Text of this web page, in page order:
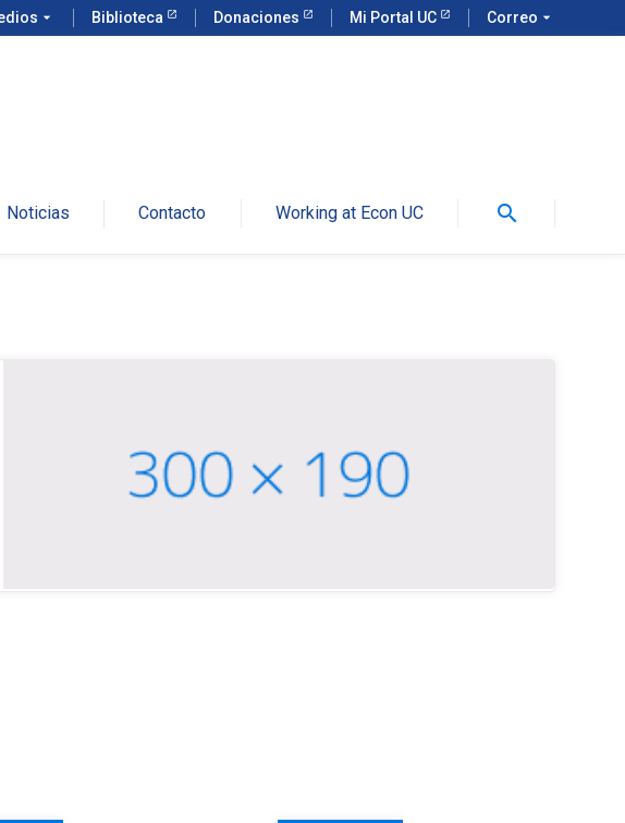
arrow_drop_down Biblioteca Donaciones Mi Portal UC Correo arrow_drop_down
Noticias Contacto Working at Econ UC search